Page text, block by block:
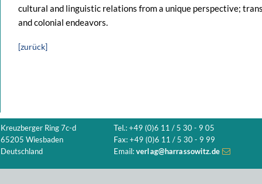
cultural and linguistic relations from a unique perspective;
and colonial endeavors.
[zurück]
Kreuzberger Ring 7c-d
65205 Wiesbaden
Deutschland
Tel.: +49 (0)6 11 / 5 30 - 9 05
Fax: +49 (0)6 11 / 5 30 - 9 99
Email: verlag@harrassowitz.de